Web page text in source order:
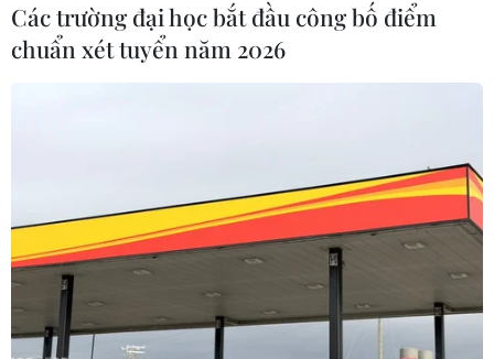
Ba Lan thông báo dừng cung cấp nhiên
liệu miễn phí cho Ukraine
Các trường đại học bắt đầu công bố điểm
chuẩn xét tuyển năm 2026